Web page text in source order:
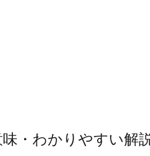
・わかりやすい解